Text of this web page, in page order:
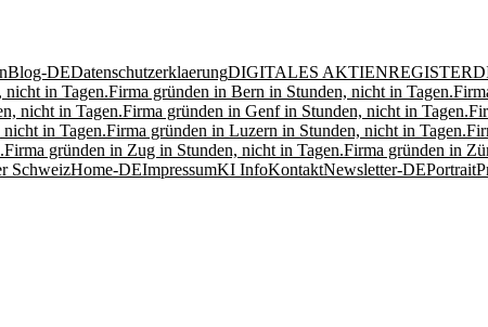
Blog-DEDatenschutzerklaerungDIGITALES AKTIENREGISTER
nicht in Tagen.Firma gründen in Bern in Stunden, nicht in Tagen.
nicht in Tagen.Firma gründen in Genf in Stunden, nicht in Tagen.
in Tagen.Firma gründen in Luzern in Stunden, nicht in Tagen.
Firma gründen in Zug in Stunden, nicht in Tagen.Firma gründen in
SchweizHome-DEImpressumKI InfoKontaktNewsletter-DEPortrait